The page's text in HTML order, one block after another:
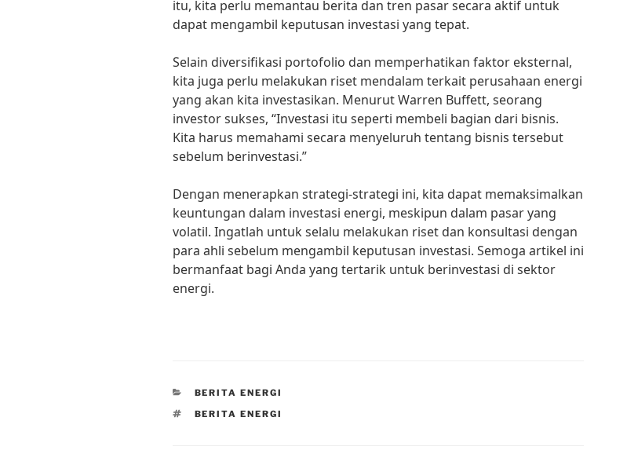
itu, kita perlu memantau berita dan tren pasar secara aktif untuk
dapat mengambil keputusan investasi yang tepat.
Selain diversifikasi portofolio dan memperhatikan faktor eksternal,
kita juga perlu melakukan riset mendalam terkait perusahaan energi
yang akan kita investasikan. Menurut Warren Buffett, seorang
investor sukses, “Investasi itu seperti membeli bagian dari bisnis.
Kita harus memahami secara menyeluruh tentang bisnis tersebut
sebelum berinvestasi.”
Dengan menerapkan strategi-strategi ini, kita dapat memaksimalkan
keuntungan dalam investasi energi, meskipun dalam pasar yang
volatil. Ingatlah untuk selalu melakukan riset dan konsultasi dengan
para ahli sebelum mengambil keputusan investasi. Semoga artikel ini
bermanfaat bagi Anda yang tertarik untuk berinvestasi di sektor
energi.
CATEGORIES
BERITA ENERGI
TAGS
BERITA ENERGI